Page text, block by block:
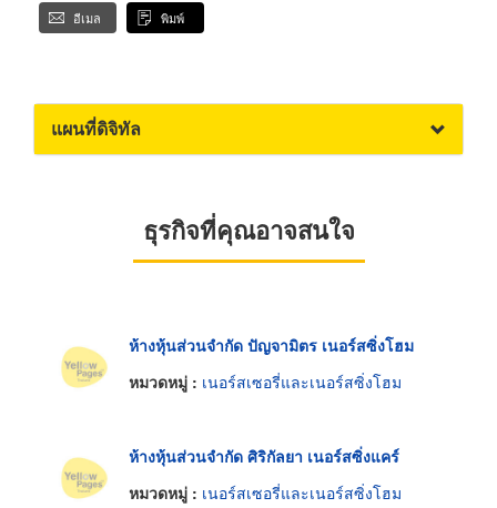
อีเมล พิมพ์
แผนที่ดิจิทัล
ธุรกิจที่คุณอาจสนใจ
ห้างหุ้นส่วนจำกัด ปัญจามิตร เนอร์สซิ่งโฮม
หมวดหมู่ : เนอร์สเซอรี่และเนอร์สซิ่งโฮม
ห้างหุ้นส่วนจำกัด ศิริกัลยา เนอร์สซิ่งแคร์
หมวดหมู่ : เนอร์สเซอรี่และเนอร์สซิ่งโฮม